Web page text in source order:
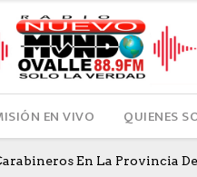
EN VIVO QUIENES
En La Provincia